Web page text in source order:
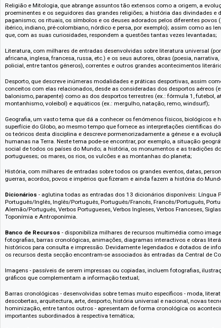
Ciências Sociais e Humanas, que apresenta os factos, definições,
do tempo, contribuíram para a evolução de numerosas áreas do
Economia, Paleontologia, Antropologia, Sociologia, Psicologia, Filosofia,
Política;
Tecnologia, um tema que compreende principalmente assuntos
Comunicação (rádio, televisão, imprensa,...) e Informática (software,
proeminentes e os seguidores das grandes religiões; a história das
paganismo; os rituais, os símbolos e os deuses adorados pelos
ibérico, indiano, pré-colombiano, nórdico e persa, por exemplo); assim
que, com as suas curiosidades, respondem a questões tantas vezes
Literatura, com milhares de entradas desenvolvidas sobre literatura
africana, inglesa, francesa, russa, etc.) e os seus autores, obras (poesia,
policial, entre tantos géneros), correntes e outros grandes
Desporto, que descreve inúmeras modalidades e práticas desportivas,
balonismo, parapente) como as dos desportos terrestres (ex.: fórmula 1,
montanhismo, voleibol) e aquáticos (ex.: mergulho, natação, remo,
Geografia, um vasto tema que dá a conhecer os fenómenos físicos,
superfície do Globo, ao mesmo tempo que fornece as interpretações
os teóricos desta disciplina e descreve pormenorizadamente a génese e
social de todos os países do Mundo; a história, os monumentos e as
portugueses; os mares, os rios, os vulcões e as montanhas do planeta;
História, com milhares de entradas sobre todos os grandes eventos,
Dicionários- aglutina todas as entradas dos 13 dicionários disponíveis:
Português/Inglês, Inglês/Português, Português/Francês, Francês/
Alemão/Português, Verbos Portugueses, Verbos Ingleses, Verbos
Toponímia e Antroponímia.